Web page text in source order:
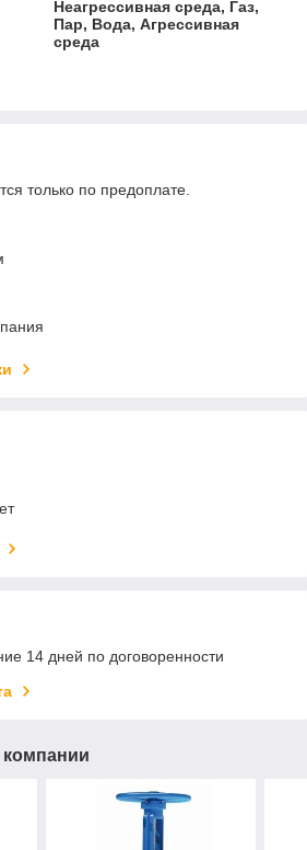
Неагрессивная среда, Газ,
Пар, Вода, Агрессивная
среда
только по предоплате.
14 дней по договоренности